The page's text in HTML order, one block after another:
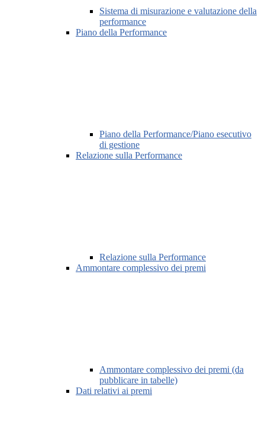
Sistema di misurazione e valutazione della
performance
Piano della Performance
Piano della Performance/Piano esecutivo
di gestione
Relazione sulla Performance
Relazione sulla Performance
Ammontare complessivo dei premi
Ammontare complessivo dei premi (da
pubblicare in tabelle)
Dati relativi ai premi